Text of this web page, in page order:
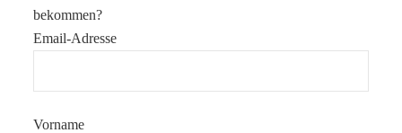
bekommen?
Email-Adresse
Vorname